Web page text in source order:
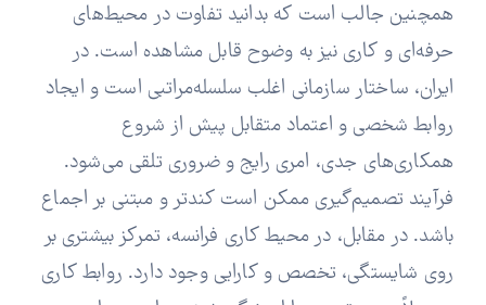
همچنین جالب است که بدانید تفاوت در محیط‌های
حرفه‌ای و کاری نیز به وضوح قابل مشاهده است. در
ایران، ساختار سازمانی اغلب سلسله‌مراتبی است و ایجاد
روابط شخصی و اعتماد متقابل پیش از شروع
همکاری‌های جدی، امری رایج و ضروری تلقی می‌شود.
فرآیند تصمیم‌گیری ممکن است کندتر و مبتنی بر اجماع
باشد. در مقابل، در محیط کاری فرانسه، تمرکز بیشتری بر
روی شایستگی، تخصص و کارایی وجود دارد. روابط کاری